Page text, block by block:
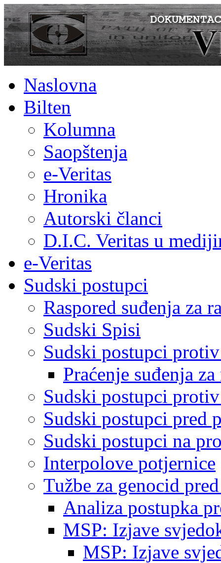
Naslovna
Bilten
Kolumna
Saopštenja
e-Veritas
Hronika
Autorski članci
D.I.C. Veritas u
e-Veritas
Sudski postupci
Raspored suđenja za
Sudski Spisi
Sudski postupci
Praćenje suđenja
Sudski postupci
Sudski postupci pred
Sudski postupci na
Interpolove potjernice
Tužbe za genocid
Analiza postupka
MSP: Izjave
MSP: Izjave